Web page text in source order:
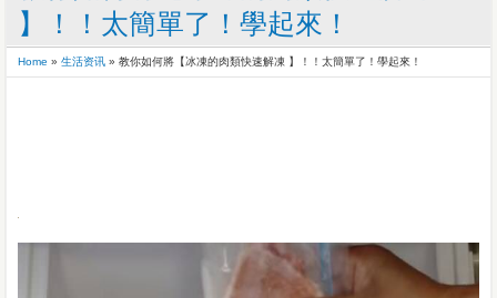
】！！太簡單了！學起來！
Home » 生活资讯 » 教你如何將【冰凍的肉類快速解凍 】！！太簡單了！學起來！